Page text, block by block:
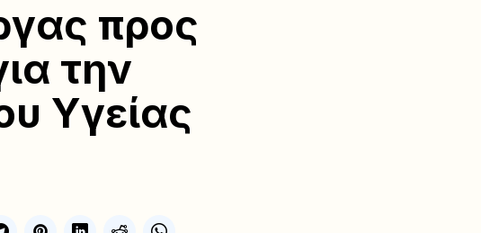
προς
την
Υγείας